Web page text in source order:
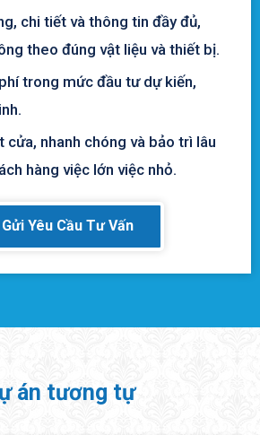
chi tiết và thông tin đầy đủ,
theo đúng vật liệu và thiết bị.
trong mức đầu tư dự kiến,
cửa, nhanh chóng và bảo trì lâu
hàng việc lớn việc nhỏ.
Gửi Yêu Cầu Tư Vấn
án tương tự